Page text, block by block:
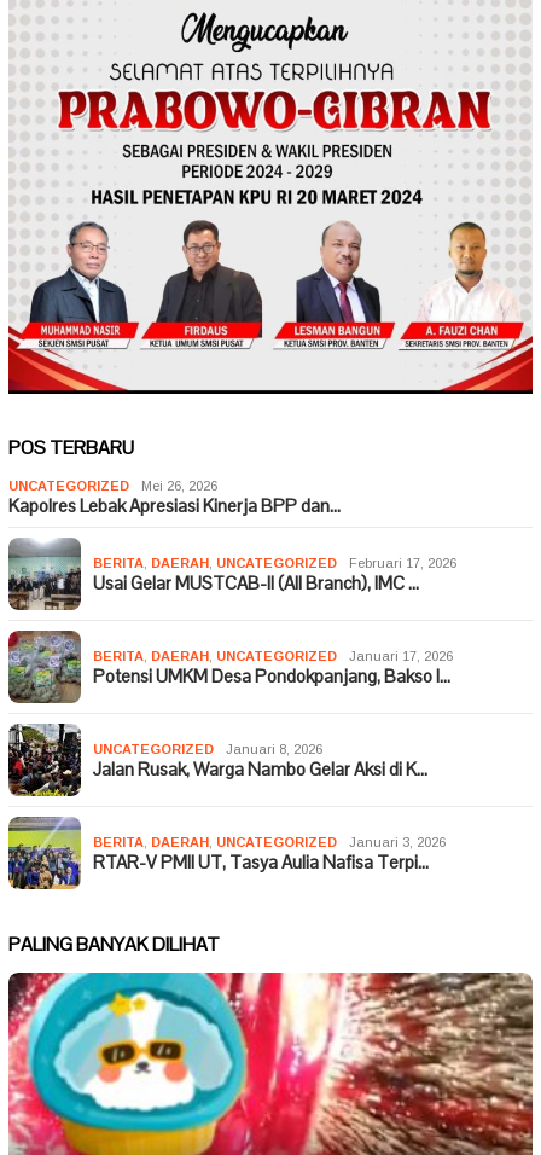
POS TERBARU
UNCATEGORIZED Mei 26, 2026
Kapolres Lebak Apresiasi Kinerja BPP dan…
BERITA DAERAH UNCATEGORIZED Februari 17, 2026
Usai Gelar MUSTCAB-II (All Branch), IMC …
BERITA DAERAH UNCATEGORIZED Januari 17, 2026
Potensi UMKM Desa Pondokpanjang, Bakso I…
UNCATEGORIZED Januari 8, 2026
Jalan Rusak, Warga Nambo Gelar Aksi di K…
BERITA DAERAH UNCATEGORIZED Januari 3, 2026
RTAR-V PMII UT, Tasya Aulia Nafisa Terpi…
PALING BANYAK DILIHAT